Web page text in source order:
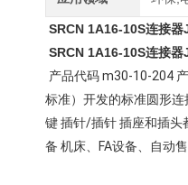
SRCN 1A16-10S连接
SRCN 1A16-10S连接
产品代码 m30-10-204
标准）开发的标准圆形连
键 插针/插针 插座和插头
备 机床、FA设备、自动